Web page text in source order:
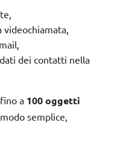
videochiamata,
dei contatti nella
a 100 oggetti
semplice,